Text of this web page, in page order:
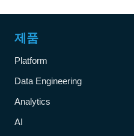
제품
Platform
Data Engineering
Analytics
AI